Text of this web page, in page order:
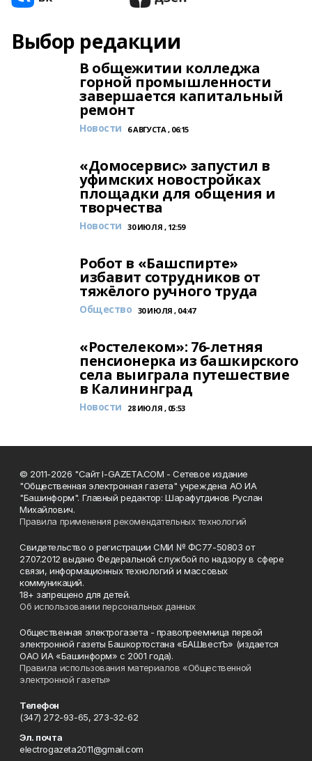
Выбор редакции
В общежитии колледжа
горной промышленности
завершается капитальный
ремонт
Новости 6 АВГУСТА , 06:15
«Домосервис» запустил в
уфимских новостройках
площадки для общения и
творчества
Новости 30 ИЮЛЯ , 12:59
Робот в «Башспирте»
избавит сотрудников от
тяжёлого ручного труда
Общество 30 ИЮЛЯ , 04:47
«Ростелеком»: 76-летняя
пенсионерка из башкирского
села выиграла путешествие
в Калининград
Новости 28 ИЮЛЯ , 05:53
© 2011-2026 "Сайт I-GAZETA.COM - Сетевое издание
"Общественная электронная газета" учреждена АО ИА
"Башинформ". Главный редактор: Шарафутдинов Руслан
Михайлович.
Правила применения рекомендательных технологий
Свидетельство о регистрации СМИ № ФС77-50803 от
27.07.2012 выдано Федеральной службой по надзору в сфере
связи, информационных технологий и массовых
коммуникаций.
18+ запрещено для детей.
Об использовании персональных данных
Общественная электрогазета - правопреемница первой
электронной газеты Башкортостана «БАШвестЪ» (издается
ОАО ИА «Башинформ» с 2001 года).
Правила использования материалов «Общественной
электронной газеты»
Телефон
(347) 272-93-65, 273-32-62
Эл. почта
electrogazeta2011@gmail.com